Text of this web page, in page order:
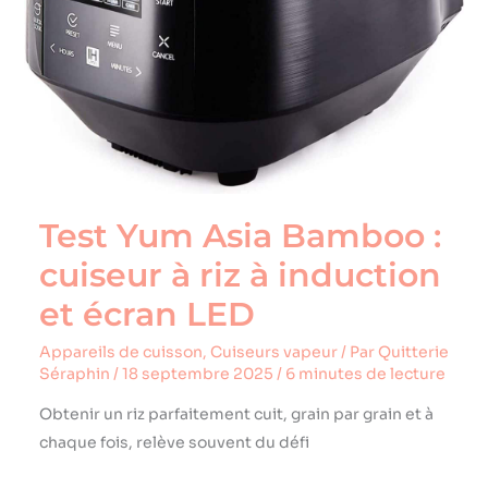
Test Yum Asia Bamboo :
cuiseur à riz à induction
et écran LED
Appareils de cuisson, Cuiseurs vapeur/ Par Quitterie
Séraphin /18 septembre 2025 / 6 minutes de lecture
Obtenir un riz parfaitement cuit, grain par grain et à
chaque fois, relève souvent du défi
induction
et
écran
LED